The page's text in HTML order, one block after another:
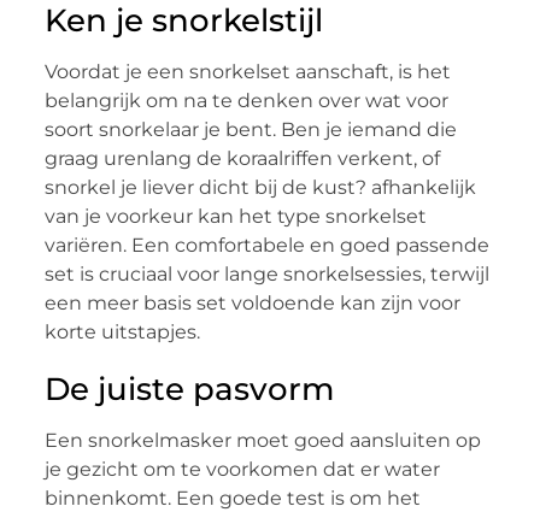
Ken je snorkelstijl
Voordat je een snorkelset aanschaft, is het
belangrijk om na te denken over wat voor
soort snorkelaar je bent. Ben je iemand die
graag urenlang de koraalriffen verkent, of
snorkel je liever dicht bij de kust? afhankelijk
van je voorkeur kan het type snorkelset
variëren. Een comfortabele en goed passende
set is cruciaal voor lange snorkelsessies, terwijl
een meer basis set voldoende kan zijn voor
korte uitstapjes.
De juiste pasvorm
Een snorkelmasker moet goed aansluiten op
je gezicht om te voorkomen dat er water
binnenkomt. Een goede test is om het